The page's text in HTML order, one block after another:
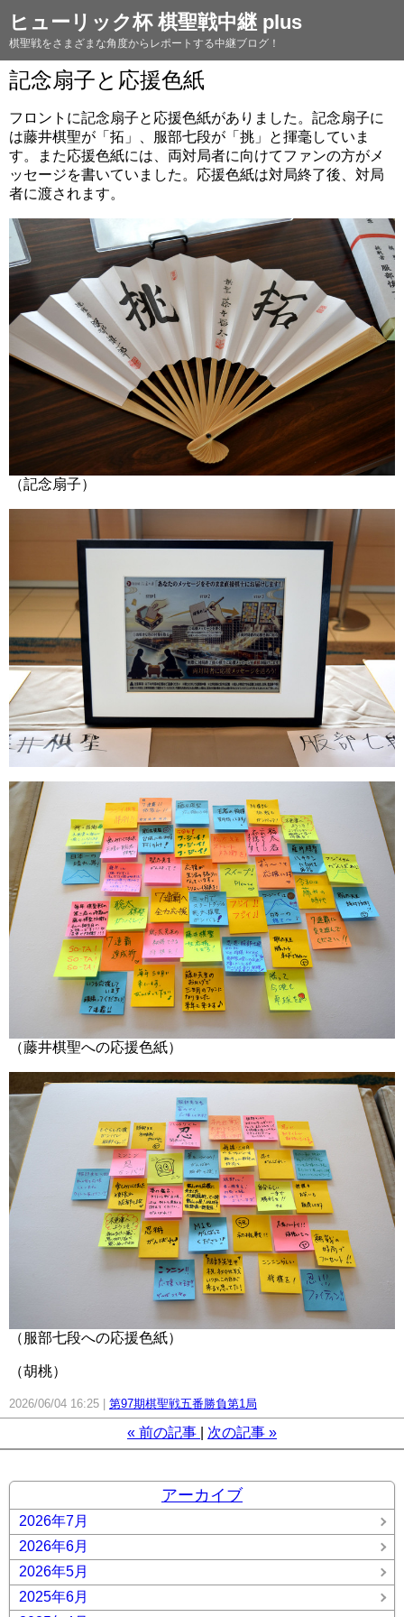
ヒューリック杯 棋聖戦中継 plus
棋聖戦をさまざまな角度からレポートする中継ブログ！
記念扇子と応援色紙
フロントに記念扇子と応援色紙がありました。記念扇子に
は藤井棋聖が「拓」、服部七段が「挑」と揮毫していま
す。また応援色紙には、両対局者に向けてファンの方がメ
ッセージを書いていました。応援色紙は対局終了後、対局
者に渡されます。
（記念扇子）
（藤井棋聖への応援色紙）
（服部七段への応援色紙）
（胡桃）
2026/06/04 16:25 第97期棋聖戦五番勝負第1局
« 前の記事 次の記事 »
アーカイブ
2026年7月
2026年6月
2026年5月
2025年6月